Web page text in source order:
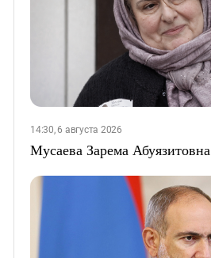
14:30, 6 августа 2026
Мусаева Зарема Абуязитовна